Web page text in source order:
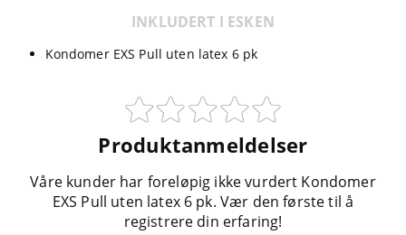
INKLUDERT I ESKEN
Kondomer EXS Pull uten latex 6 pk
Produktanmeldelser
Våre kunder har foreløpig ikke vurdert Kondomer
EXS Pull uten latex 6 pk. Vær den første til å
registrere din erfaring!